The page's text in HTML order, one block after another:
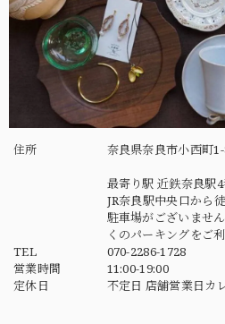
住所 奈良県奈良市小西町
最寄り駅 近鉄奈良駅
JR奈良駅中央口から
駐車場がございませ
くのパーキングをご
TEL
070-2286-1728
営業時間
11:00-19:00
定休日
不定日 店舗営業日カ